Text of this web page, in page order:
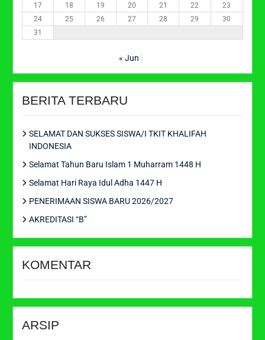
17
18 19 20 21 22
23
24
25 26 27 28 29
30
31
« Jun
BERITA TERBARU
SELAMAT DAN SUKSES SISWA/I TKIT KHALIFAH
INDONESIA
Selamat Tahun Baru Islam 1 Muharram 1448 H
Selamat Hari Raya Idul Adha 1447 H
PENERIMAAN SISWA BARU 2026/2027
AKREDITASI “B”
KOMENTAR
ARSIP